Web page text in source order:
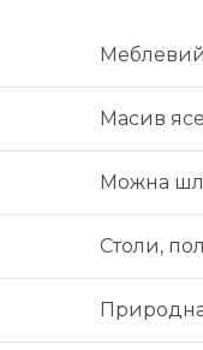
Масив
Можна
Столи,
Природна